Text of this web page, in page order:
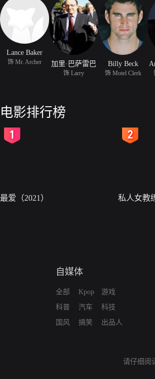
Lance Baker
饰 Mr. Archer 加里·巴萨雷巴
饰 Larry
Billy Beck
饰 Motel Clerk
电影排行榜
最爱（2021） 私人女教
自媒体
全部
科普
国风
Kpop
汽车
搞笑
游戏
科技
出品人
请仔细阅